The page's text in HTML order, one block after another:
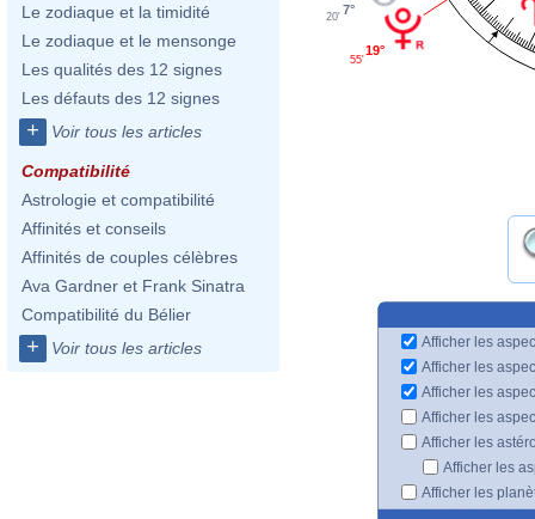
Le zodiaque et la timidité
Le zodiaque et le mensonge
Les qualités des 12 signes
Les défauts des 12 signes
+ Voir tous les articles
Compatibilité
Astrologie et compatibilité
Affinités et conseils
Affinités de couples célèbres
Ava Gardner et Frank Sinatra
Compatibilité du Bélier
+ Voir tous les articles
7°
20'
19°
55'
Afficher les
Afficher les
Afficher les
Afficher les
Afficher les
Afficher les
Afficher les